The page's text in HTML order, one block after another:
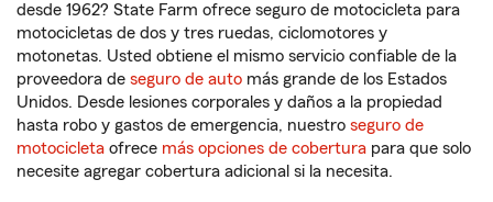
desde 1962? State Farm ofrece seguro de motocicleta para
motocicletas de dos y tres ruedas, ciclomotores y
motonetas. Usted obtiene el mismo servicio confiable de la
proveedora de seguro de auto más grande de los Estados
Unidos. Desde lesiones corporales y daños a la propiedad
hasta robo y gastos de emergencia, nuestro seguro de
motocicleta ofrece más opciones de cobertura para que solo
necesite agregar cobertura adicional si la necesita.